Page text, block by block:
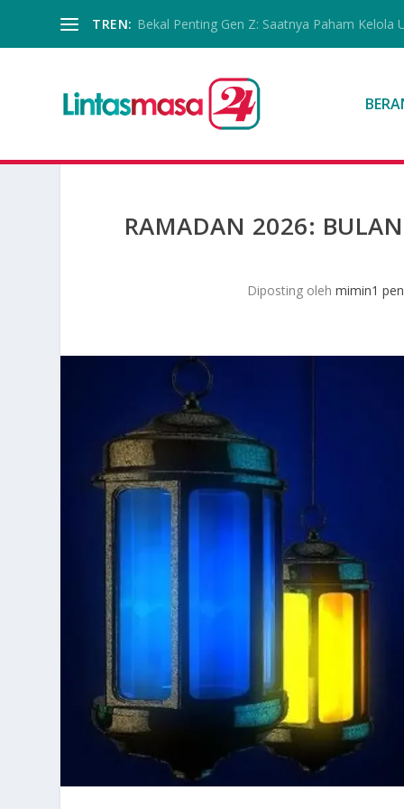
TREN: Bekal Penting Gen Z: Saatnya Paham Kelola
RAMADAN 2026:
Diposting olehmimin1